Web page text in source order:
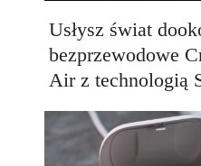
Usłysz świat
bezprzewodowe
Air z technologią